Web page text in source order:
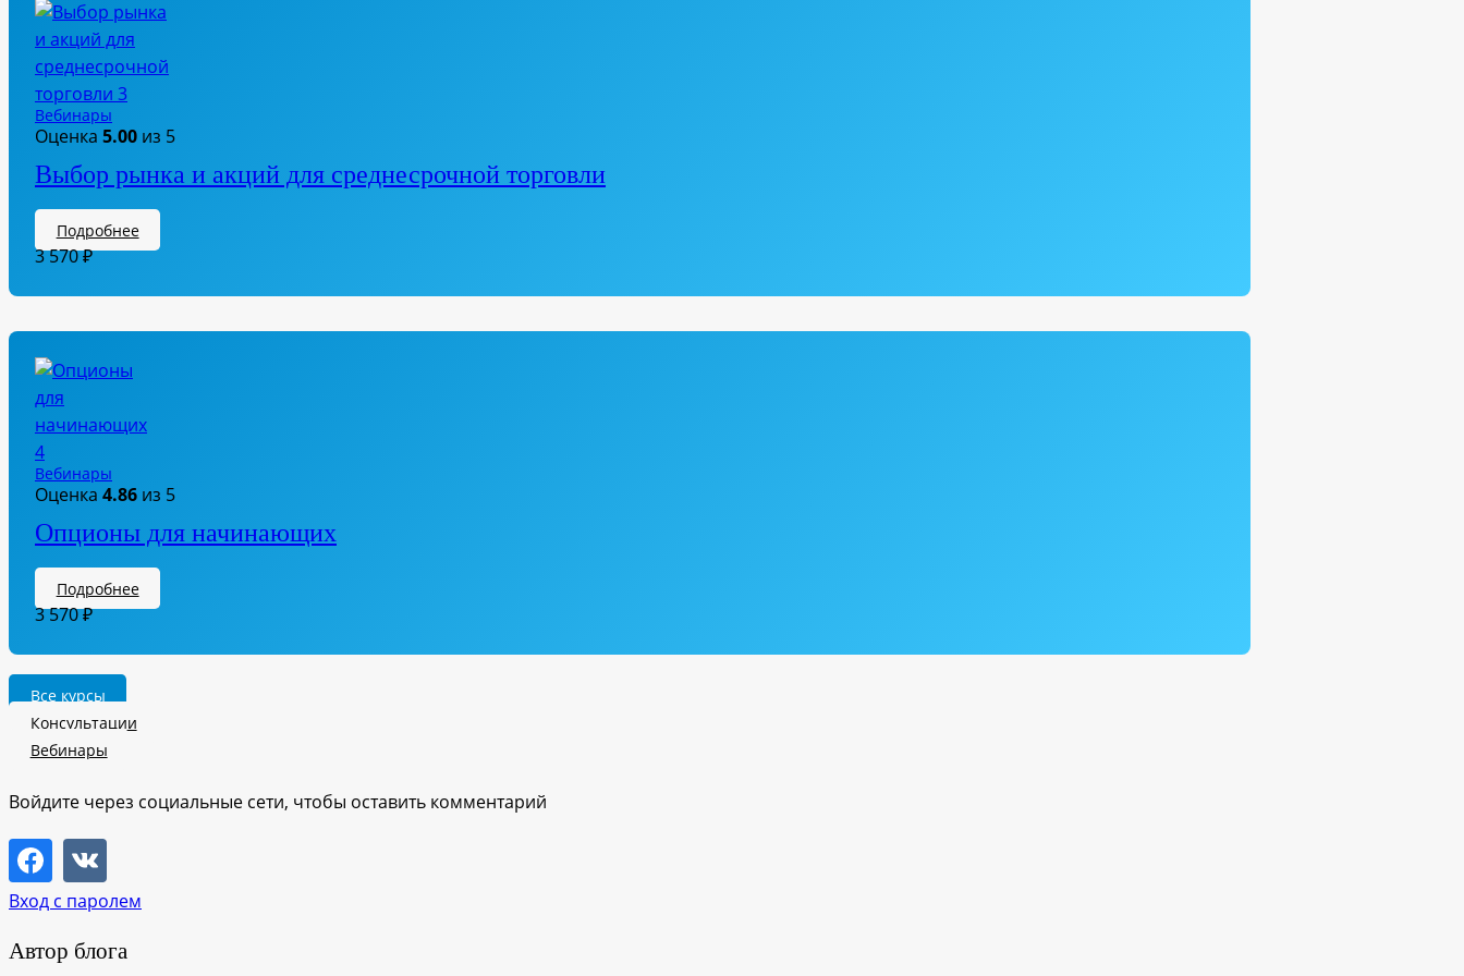
Вебинары
Оценка 5.00 из 5
Выбор рынка и акций для среднесрочной торговли
Подробнее
3 570₽
Вебинары
Оценка 4.86 из 5
Опционы для начинающих
Подробнее
3 570₽
Все курсы
Консультации
Вебинары
Войдите через социальные сети, чтобы оставить комментарий
Вход с паролем
Автор блога